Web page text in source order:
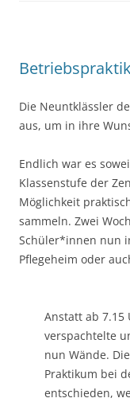
Die Neuntklässler
aus, um in ihre
Endlich war es
Klassenstufe der
Möglichkeit
sammeln. Zwei
Schüler*innen nun
Pflegeheim oder
Anstatt ab 7.15
verspachtelte
nun Wände.
Praktikum bei
entschieden,